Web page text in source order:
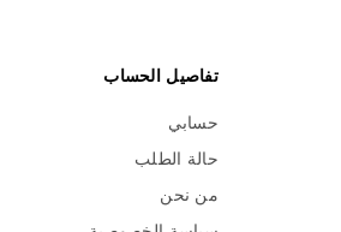
تفاصيل الحساب
حسابي
حالة الطلب
من نحن